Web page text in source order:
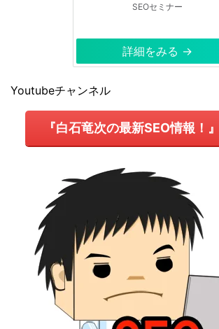
SEOセミナー
詳細をみる →
Youtubeチャンネル
『白石竜次の最新SEO情報！